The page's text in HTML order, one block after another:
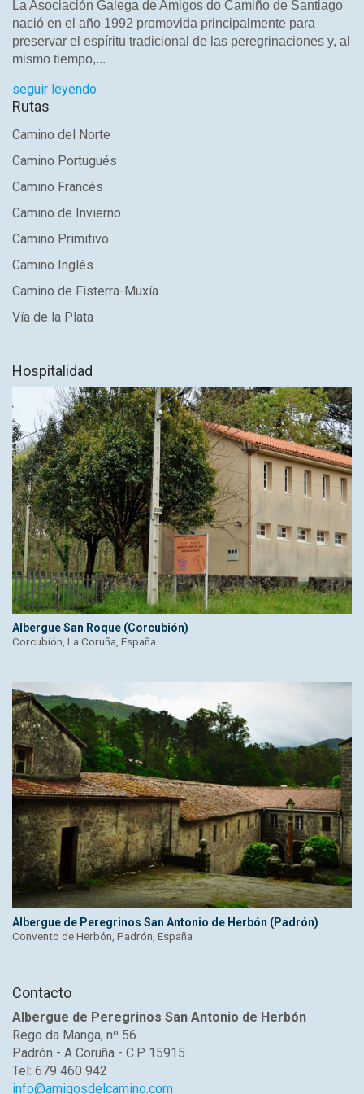
La Asociación Galega de Amigos do Camiño de Santiago
nació en el año 1992 promovida principalmente para
preservar el espíritu tradicional de las peregrinaciones y, al
mismo tiempo,...
seguir leyendo
Rutas
Camino del Norte
Camino Portugués
Camino Francés
Camino de Invierno
Camino Primitivo
Camino Inglés
Camino de Fisterra-Muxía
Vía de la Plata
Hospitalidad
Albergue San Roque (Corcubión)
Corcubión, La Coruña, España
Albergue de Peregrinos San Antonio de Herbón (Padrón)
Convento de Herbón, Padrón, España
Contacto
Albergue de Peregrinos San Antonio de Herbón
Rego da Manga, nº 56
Padrón - A Coruña - C.P. 15915
Tel: 679 460 942
info@amigosdelcamino.com